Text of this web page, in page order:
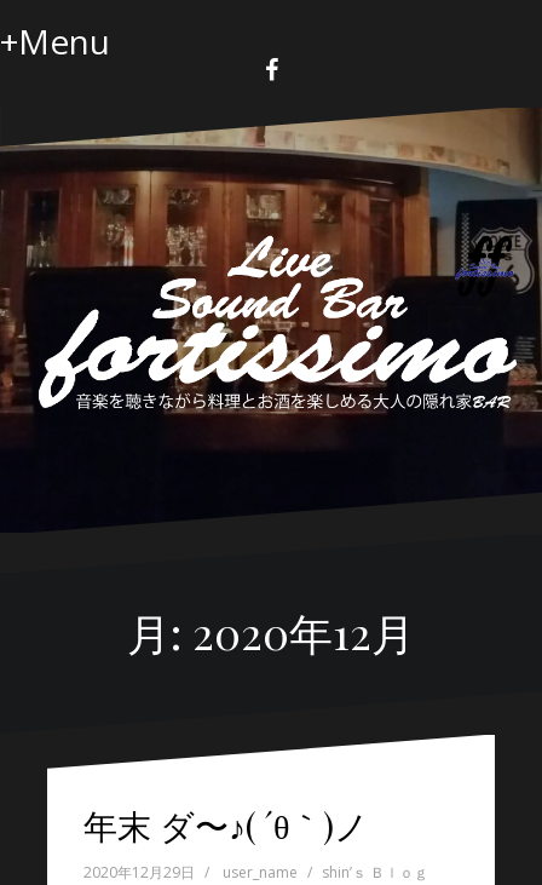
ン
へ
キ
+Menu
c
e
b
o
o
k
月: 2020年12月
年末 ダ〜♪( ´θ｀)ノ
2020年12月29日 user_name shin’ｓ Ｂｌｏｇ